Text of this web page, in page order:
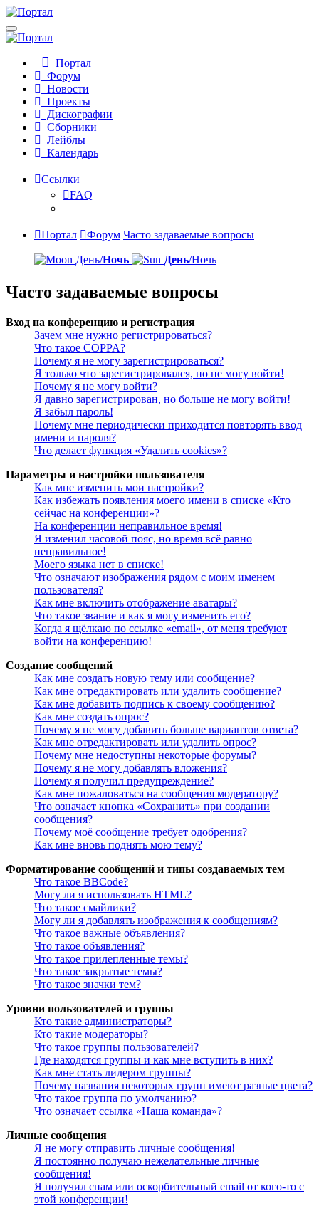
Портал
Форум
Новости
Проекты
Дискографии
Сборники
Лейблы
Календарь
Ссылки
FAQ
Портал Форум Часто задаваемые вопросы
День/Ночь День/Ночь
Часто задаваемые вопросы
Вход на конференцию и регистрация
Зачем мне нужно регистрироваться?
Что такое COPPA?
Почему я не могу зарегистрироваться?
Я только что зарегистрировался, но не могу войти!
Почему я не могу войти?
Я давно зарегистрирован, но больше не могу войти!
Я забыл пароль!
Почему мне периодически приходится повторять ввод
имени и пароля?
Что делает функция «Удалить cookies»?
Параметры и настройки пользователя
Как мне изменить мои настройки?
Как избежать появления моего имени в списке «Кто
сейчас на конференции»?
На конференции неправильное время!
Я изменил часовой пояс, но время всё равно
неправильное!
Моего языка нет в списке!
Что означают изображения рядом с моим именем
пользователя?
Как мне включить отображение аватары?
Что такое звание и как я могу изменить его?
Когда я щёлкаю по ссылке «email», от меня требуют
войти на конференцию!
Создание сообщений
Как мне создать новую тему или сообщение?
Как мне отредактировать или удалить сообщение?
Как мне добавить подпись к своему сообщению?
Как мне создать опрос?
Почему я не могу добавить больше вариантов ответа?
Как мне отредактировать или удалить опрос?
Почему мне недоступны некоторые форумы?
Почему я не могу добавлять вложения?
Почему я получил предупреждение?
Как мне пожаловаться на сообщения модератору?
Что означает кнопка «Сохранить» при создании
сообщения?
Почему моё сообщение требует одобрения?
Как мне вновь поднять мою тему?
Форматирование сообщений и типы создаваемых тем
Что такое BBCode?
Могу ли я использовать HTML?
Что такое смайлики?
Могу ли я добавлять изображения к сообщениям?
Что такое важные объявления?
Что такое объявления?
Что такое прилепленные темы?
Что такое закрытые темы?
Что такое значки тем?
Уровни пользователей и группы
Кто такие администраторы?
Кто такие модераторы?
Что такое группы пользователей?
Где находятся группы и как мне вступить в них?
Как мне стать лидером группы?
Почему названия некоторых групп имеют разные цвета?
Что такое группа по умолчанию?
Что означает ссылка «Наша команда»?
Личные сообщения
Я не могу отправить личные сообщения!
Я постоянно получаю нежелательные личные
сообщения!
Я получил спам или оскорбительный email от кого-то с
этой конференции!